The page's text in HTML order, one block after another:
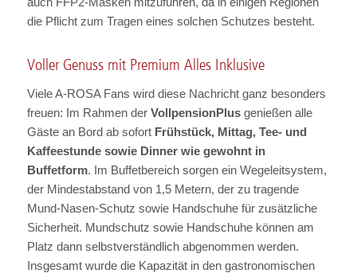
die Pflicht zum Tragen eines solchen Schutzes besteht.
Voller Genuss mit Premium Alles Inklusive
Viele A-ROSA Fans wird diese Nachricht ganz besonders
freuen: Im Rahmen der VollpensionPlusgenießen alle
Gäste an Bord ab sofort Frühstück, Mittag, Tee- und
Kaffeestunde sowie Dinner wie gewohnt in
Buffetform. Im Buffetbereich sorgen ein Wegeleitsystem,
der Mindestabstand von 1,5 Metern, der zu tragende
Mund-Nasen-Schutz sowie Handschuhe für zusätzliche
Sicherheit. Mundschutz sowie Handschuhe können am
Platz dann selbstverständlich abgenommen werden.
Insgesamt wurde die Kapazität in den gastronomischen